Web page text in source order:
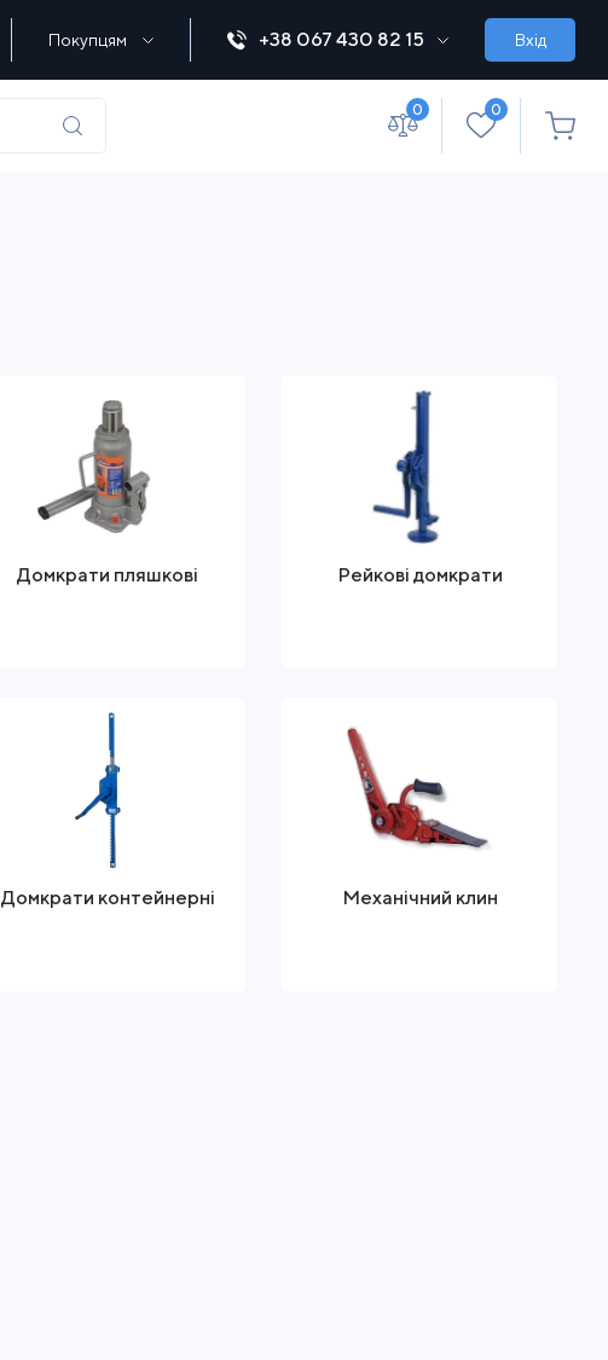
Покупцям +38 067 430 82 15 Вхід
0 0
Домкрати пляшкові Рейкові домкрати
Домкрати контейнерні Механічний клин